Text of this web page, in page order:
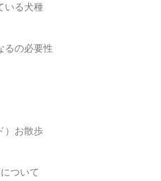
いる犬種
るの必要性
）お散歩
ついて